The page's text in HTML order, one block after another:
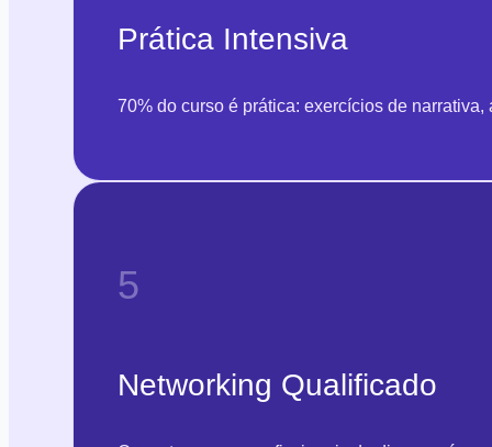
Prática Intensiva
70% do curso é prática: exercícios de
5
Networking Qualificado